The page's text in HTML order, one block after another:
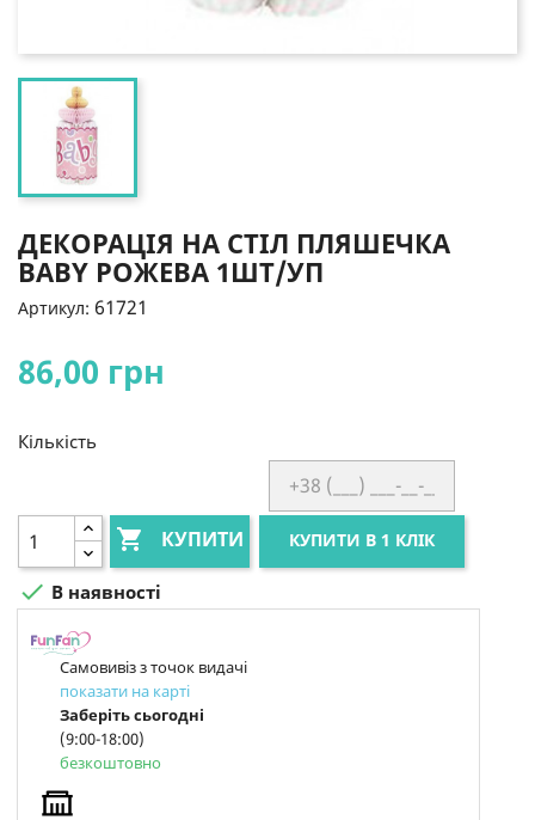
ДЕКОРАЦІЯ НА СТІЛ ПЛЯШЕЧКА
BABY РОЖЕВА 1ШТ/УП
Артикул: 61721
86,00 грн
Кількість
 КУПИТИ КУПИТИ В 1 КЛІК
 В наявності
Самовивіз з точок видачі
показати на карті
Заберіть сьогодні
(9:00-18:00)
безкоштовно